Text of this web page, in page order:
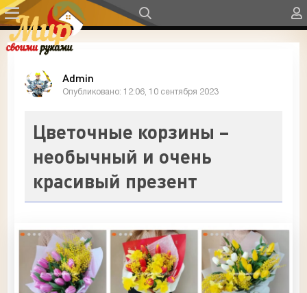
Admin
Опубликовано: 12:06, 10 сентября 2023
Цветочные корзины –
необычный и очень
красивый презент